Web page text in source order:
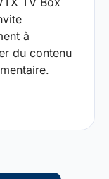
à
du contenu